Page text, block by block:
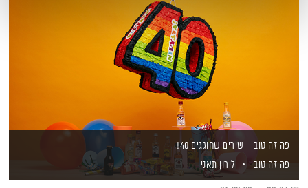
פה זה טוב – שירים שחוגגים 40!
פה זה טוב
לירון תאני